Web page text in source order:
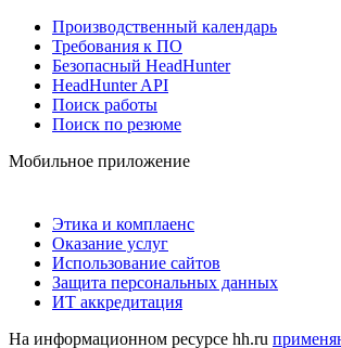
Производственный календарь
Требования к ПО
Безопасный HeadHunter
HeadHunter API
Поиск работы
Поиск по резюме
Мобильное приложение
Этика и комплаенс
Оказание услуг
Использование сайтов
Защита персональных данных
ИТ аккредитация
На информационном ресурсе hh.ru